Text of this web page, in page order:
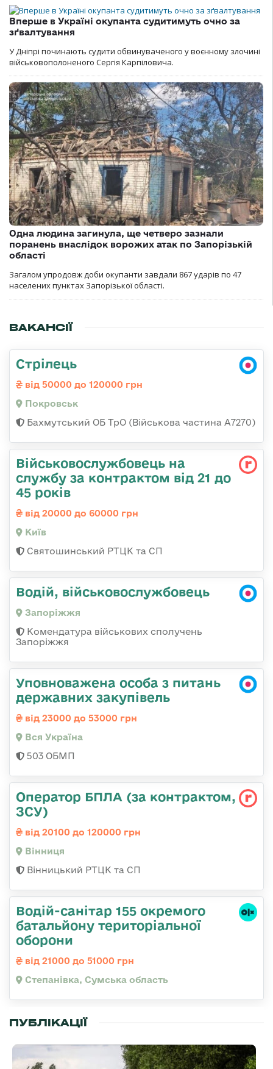
Вперше в Україні окупанта судитимуть очно за
зґвалтування
У Дніпрі починають судити обвинуваченого у воєнному злочині
військовополоненого Сергія Карпіловича.
Одна людина загинула, ще четверо зазнали
поранень внаслідок ворожих атак по Запорізькій
області
Загалом упродовж доби окупанти завдали 867 ударів по 47
населених пунктах Запорізької області.
ВАКАНСІЇ
Стрілець
від 50000 до 120000 грн
Покровськ
Бахмутський ОБ ТрО (Військова частина А7270)
Військовослужбовець на
службу за контрактом від 21 до
45 років
від 20000 до 60000 грн
Київ
Святошинський РТЦК та СП
Водій, військовослужбовець
Запоріжжя
Комендатура військових сполучень
Запоріжжя
Уповноважена особа з питань
державних закупівель
від 23000 до 53000 грн
Вся Україна
503 ОБМП
Оператор БПЛА (за контрактом,
ЗСУ)
від 20100 до 120000 грн
Вінниця
Вінницький РТЦК та СП
Водій-санітар 155 окремого
батальйону територіальної
оборони
від 21000 до 51000 грн
Степанівка, Сумська область
ПУБЛІКАЦІЇ